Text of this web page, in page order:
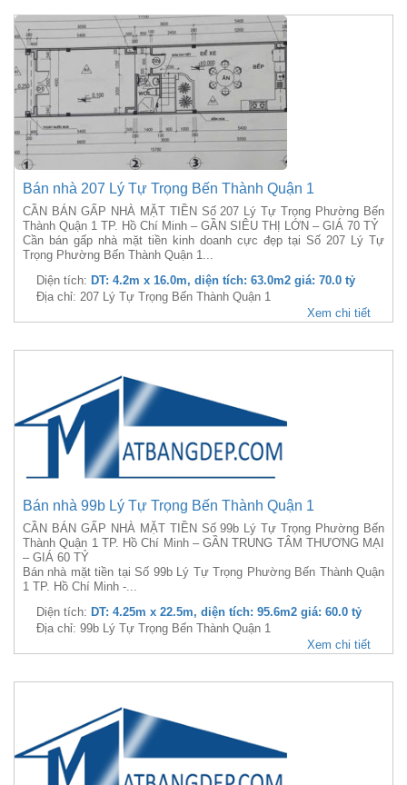
Bán nhà 207 Lý Tự Trọng Bến Thành Quận 1
CẦN BÁN GẤP NHÀ MẶT TIỀN Số 207 Lý Tự Trọng Phường Bến
Thành Quận 1 TP. Hồ Chí Minh – GẦN SIÊU THỊ LỚN – GIÁ 70 TỶ
Cần bán gấp nhà mặt tiền kinh doanh cực đẹp tại Số 207 Lý Tự
Trọng Phường Bến Thành Quận 1...
Diện tích: DT: 4.2m x 16.0m, diện tích: 63.0m2 giá: 70.0 tỷ
Địa chỉ: 207 Lý Tự Trọng Bến Thành Quận 1
Xem chi tiết
Bán nhà 99b Lý Tự Trọng Bến Thành Quận 1
CẦN BÁN GẤP NHÀ MẶT TIỀN Số 99b Lý Tự Trọng Phường Bến
Thành Quận 1 TP. Hồ Chí Minh – GẦN TRUNG TÂM THƯƠNG MẠI
– GIÁ 60 TỶ
Bán nhà mặt tiền tại Số 99b Lý Tự Trọng Phường Bến Thành Quận
1 TP. Hồ Chí Minh -...
Diện tích: DT: 4.25m x 22.5m, diện tích: 95.6m2 giá: 60.0 tỷ
Địa chỉ: 99b Lý Tự Trọng Bến Thành Quận 1
Xem chi tiết